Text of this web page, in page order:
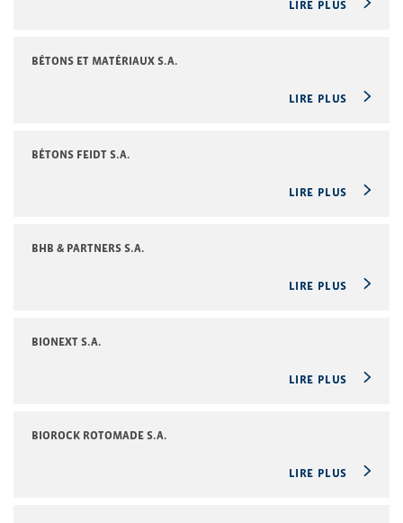
LIRE PLUS
BÉTONS ET MATÉRIAUX S.A.
LIRE PLUS
BÉTONS FEIDT S.A.
LIRE PLUS
BHB & PARTNERS S.A.
LIRE PLUS
BIONEXT S.A.
LIRE PLUS
BIOROCK ROTOMADE S.A.
LIRE PLUS